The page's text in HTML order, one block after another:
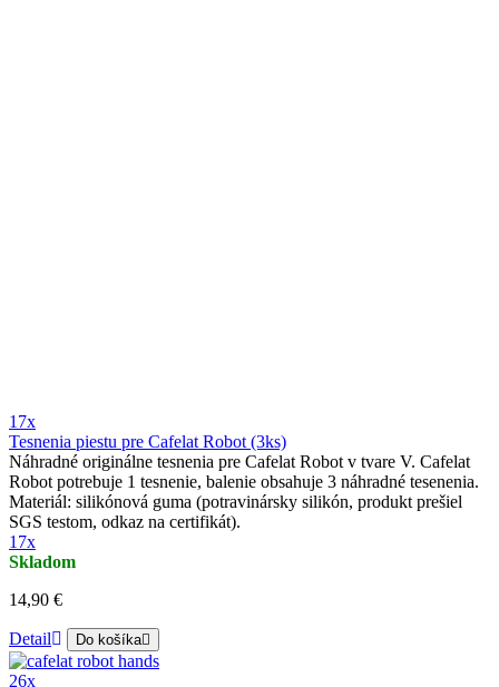
17x
Tesnenia piestu pre Cafelat Robot (3ks)
Náhradné originálne tesnenia pre Cafelat Robot v tvare V. Cafelat
Robot potrebuje 1 tesnenie, balenie obsahuje 3 náhradné tesenenia.
Materiál: silikónová guma (potravinársky silikón, produkt prešiel
SGS testom, odkaz na certifikát).
17x
Skladom
14,90 €
Detail Do košíka
26x